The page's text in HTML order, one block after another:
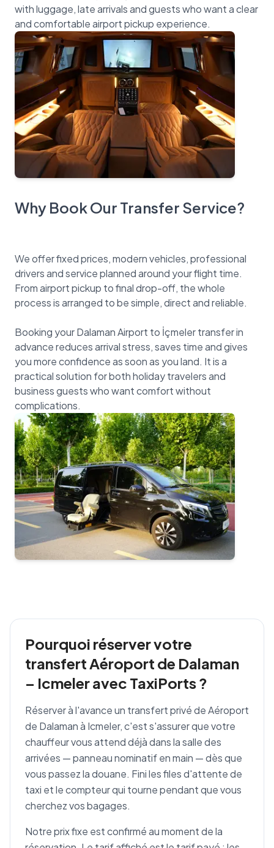
with luggage, late arrivals and guests who want a clear
Why Book Our Transfer Service?
We offer fixed prices, modern vehicles, professional
drivers and service planned around your flight time.
From airport pickup to final drop-off, the whole
process is arranged to be simple, direct and reliable.
Booking your Dalaman Airport to İçmeler transfer in
advance reduces arrival stress, saves time and gives
you more confidence as soon as you land. It is a
practical solution for both holiday travelers and
business guests who want comfort without
Pourquoi réserver votre
transfert Aéroport de Dalaman
– Icmeler avec TaxiPorts ?
Réserver à l'avance un transfert privé de Aéroport
de Dalaman à Icmeler, c'est s'assurer que votre
chauffeur vous attend déjà dans la salle des
arrivées — panneau nominatif en main — dès que
vous passez la douane. Fini les files d'attente de
taxi et le compteur qui tourne pendant que vous
cherchez vos bagages.
Notre prix fixe est confirmé au moment de la